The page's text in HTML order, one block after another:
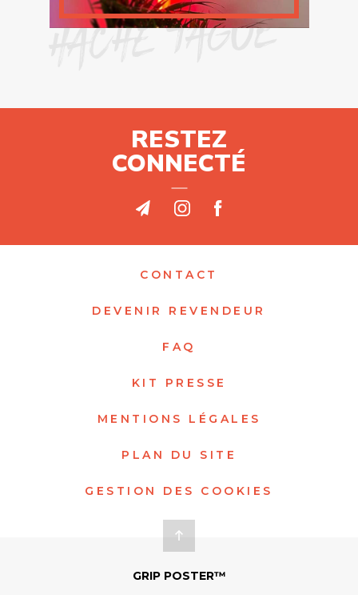
HACHE TAGUE
RESTEZ
CONNECTÉ
CONTACT
DEVENIR REVENDEUR
FAQ
KIT PRESSE
MENTIONS LÉGALES
PLAN DU SITE
GESTION DES COOKIES
GRIP POSTER™